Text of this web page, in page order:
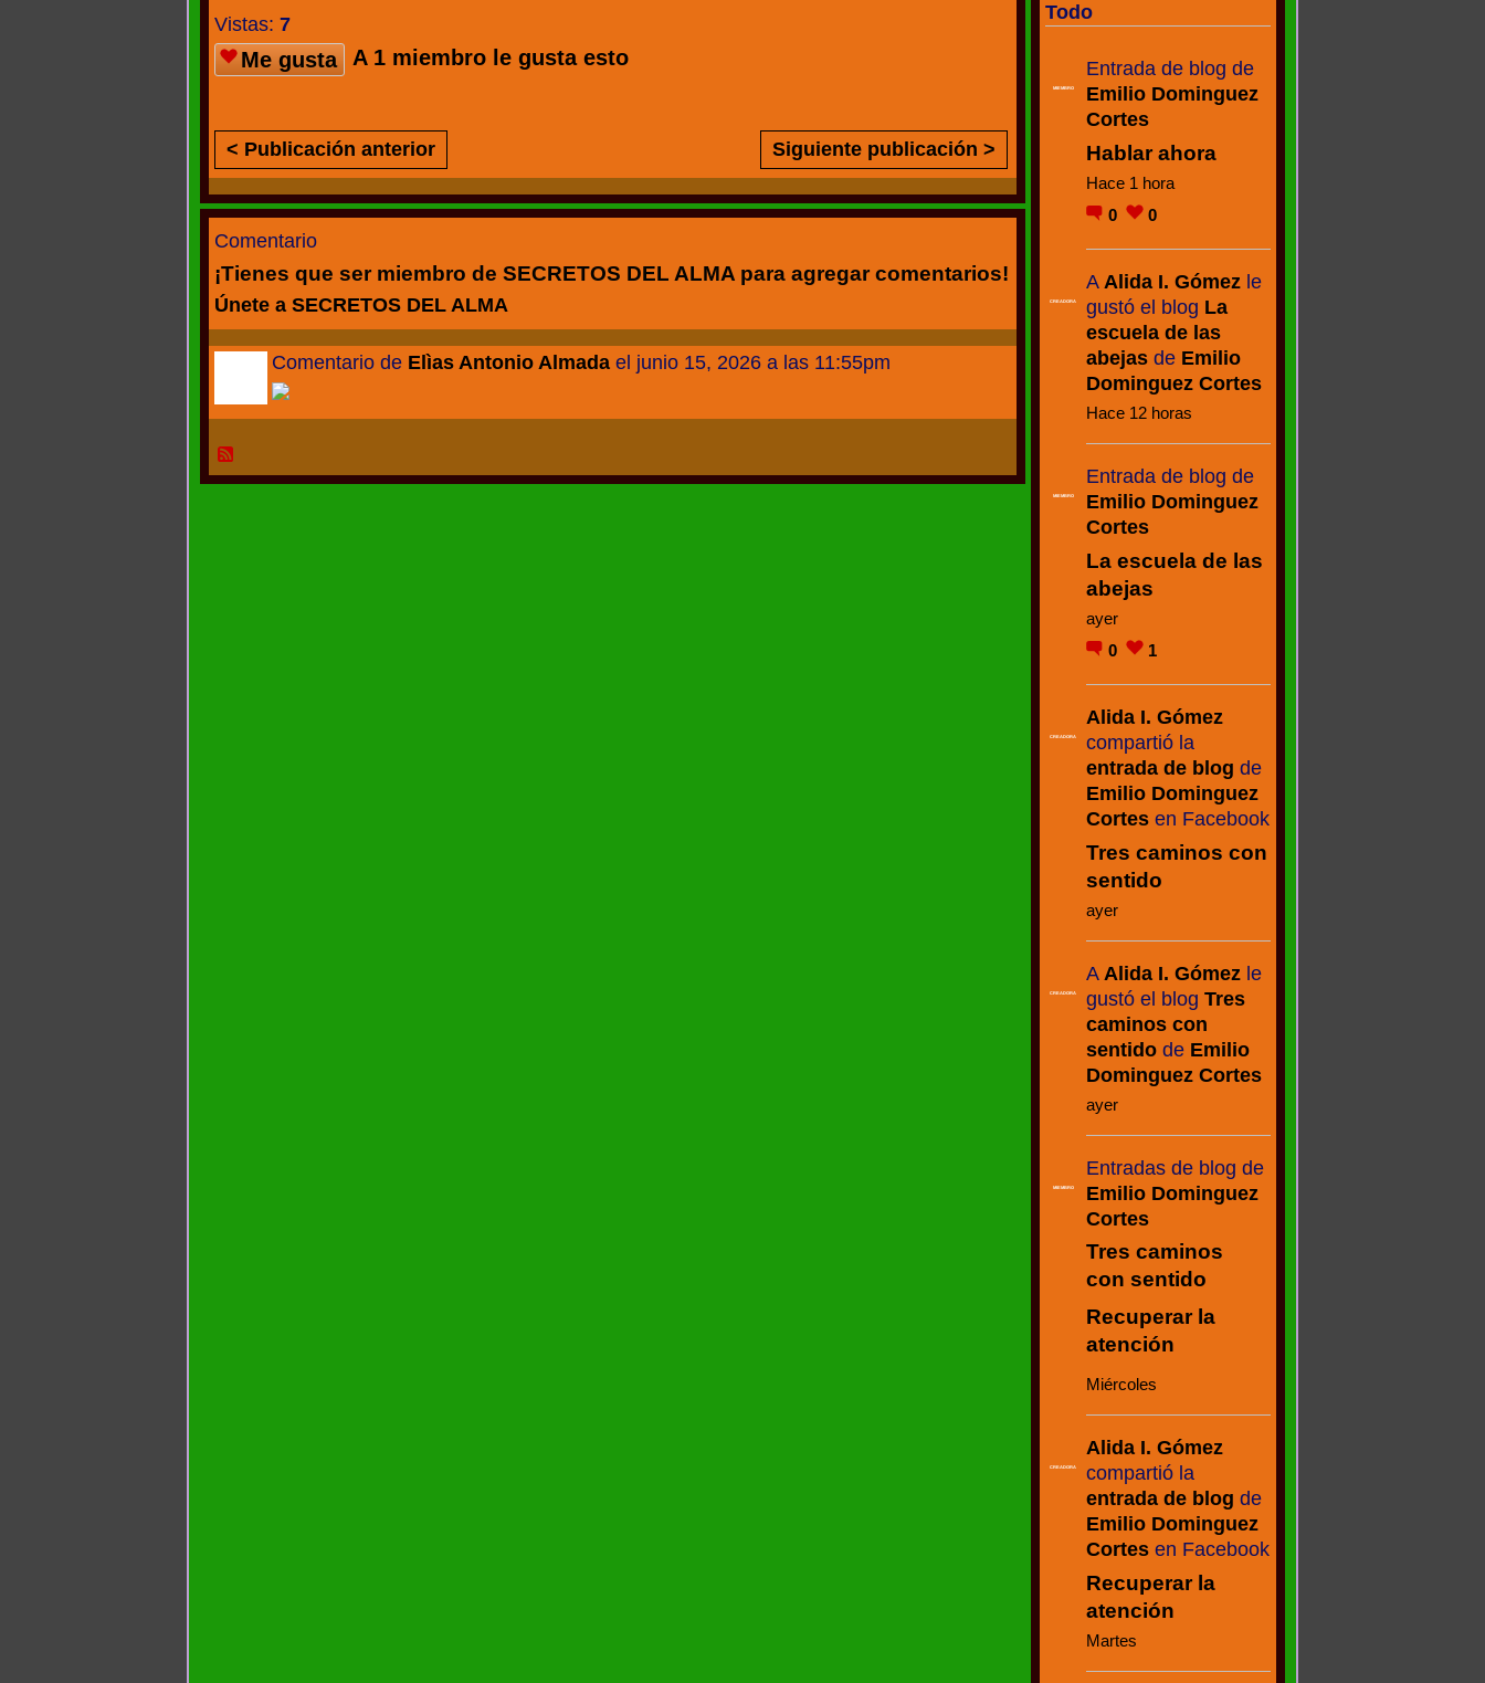
Vistas: 7
Me gusta A 1 miembro le gusta esto
< Publicación anterior Siguiente publicación >
Comentario
¡Tienes que ser miembro de SECRETOS DEL ALMA para agregar comentarios!
Únete a SECRETOS DEL ALMA
Comentario de Elìas Antonio Almada el junio 15, 2026 a las 11:55pm
Todo
MIEMBRO
Entrada de blog de
Emilio Dominguez
Cortes
Hablar ahora
Hace 1 hora
0
0
CREADORA
A Alida I. Gómez le
gustó el blog La
escuela de las
abejas de Emilio
Dominguez Cortes
Hace 12 horas
MIEMBRO
Entrada de blog de
Emilio Dominguez
Cortes
La escuela de las
abejas
ayer
0
1
CREADORA
Alida I. Gómez
compartió la
entrada de blog de
Emilio Dominguez
Cortes en Facebook
Tres caminos con
sentido
ayer
CREADORA
A Alida I. Gómez le
gustó el blog Tres
caminos con
sentido de Emilio
Dominguez Cortes
ayer
MIEMBRO
Entradas de blog de
Emilio Dominguez
Cortes
Tres caminos
con sentido
Recuperar la
atención
Miércoles
CREADORA
Alida I. Gómez
compartió la
entrada de blog de
Emilio Dominguez
Cortes en Facebook
Recuperar la
atención
Martes